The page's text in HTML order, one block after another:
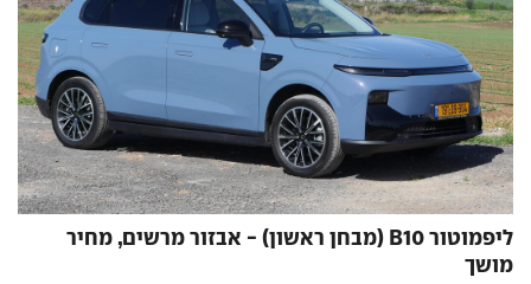
ליפמוטור B10 (מבחן ראשון) - אבזור מרשים, מחיר
מושך